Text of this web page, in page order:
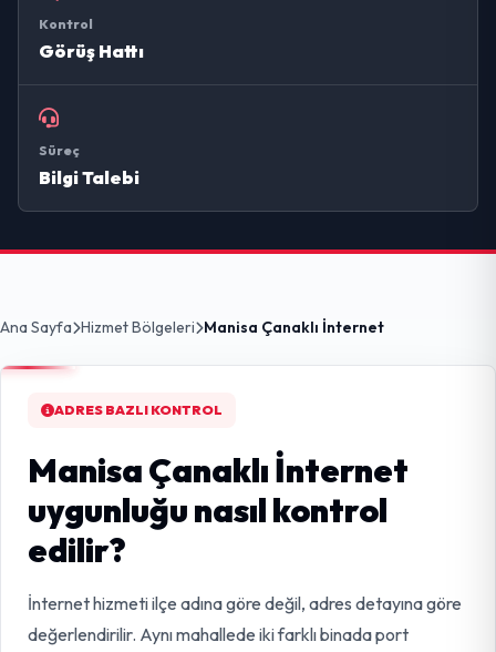
Kontrol
Görüş Hattı
Süreç
Bilgi Talebi
Ana Sayfa Hizmet Bölgeleri Manisa Çanaklı İnternet
ADRES BAZLI KONTROL
Manisa Çanaklı İnternet
uygunluğu nasıl kontrol
edilir?
İnternet hizmeti ilçe adına göre değil, adres detayına göre
değerlendirilir. Aynı mahallede iki farklı binada port